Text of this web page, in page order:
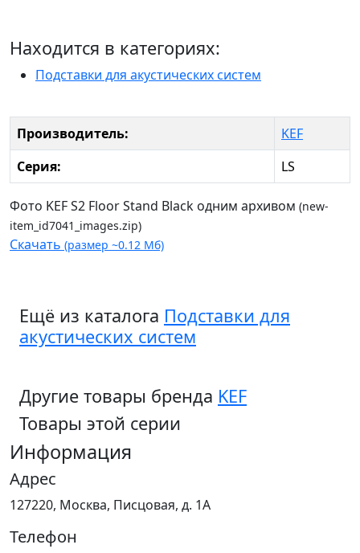
Находится в категориях:
Подставки для акустических систем
Производитель:
KEF
Серия:
LS
Фото KEF S2 Floor Stand Black одним архивом (new-
item_id7041_images.zip)
Скачать (размер ~0.12 Мб)
Ещё из каталога Подставки для
акустических систем
Другие товары бренда KEF
Товары этой серии
Информация
Адрес
127220, Москва, Писцовая, д. 1А
Телефон